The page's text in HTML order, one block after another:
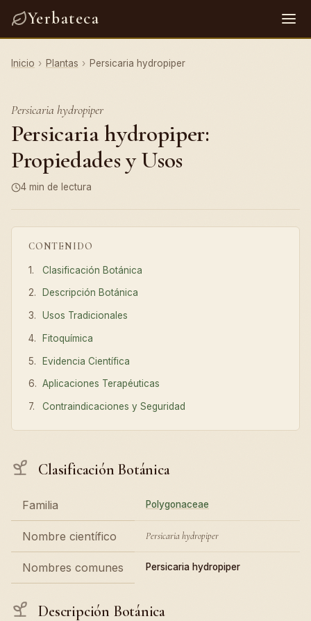
Yerbateca
Inicio › Plantas › Persicaria hydropiper
Persicaria hydropiper
Persicaria hydropiper:
Propiedades y Usos
4 min de lectura
CONTENIDO
Clasificación Botánica
Descripción Botánica
Usos Tradicionales
Fitoquímica
Evidencia Científica
Aplicaciones Terapéuticas
Contraindicaciones y Seguridad
Clasificación Botánica
Familia Polygonaceae
Nombre científico Persicaria hydropiper
Nombres comunes Persicaria hydropiper
Descripción Botánica